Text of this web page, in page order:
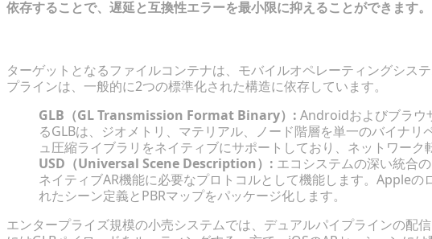
依存することで、遅延と互換性エラーを最小限に抑えることができます。
ターゲットとなるファイルコンテナは、モバイルオペレーティングシス
プラインは、一般的に2つの標準化された構造に依存しています。
GLB（GL Transmission Format Binary）: Androidおよびブラウ
るGLBは、ジオメトリ、マテリアル、ノード階層を単一のバイナ
ュ圧縮ライブラリをネイティブにサポートしており、ネットワーク
USD（Universal Scene Description）: エコシステムの深い統合
ネイティブAR機能に必要なプロトコルとして機能します。Apple
れたシーン定義とPBRマップをパッケージ化します。
エンタープライズ規模の小売システムでは、デュアルパイプラインの配